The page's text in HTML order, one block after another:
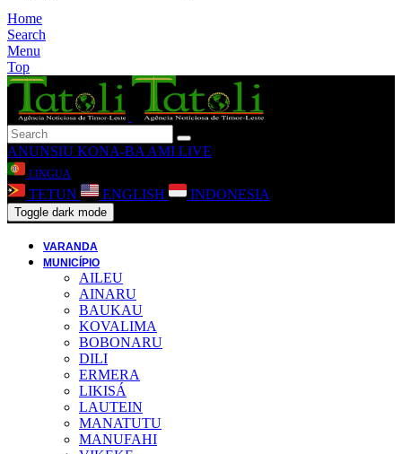
Home
Search
Menu
Top
ANUNSIU KONA-BA AMI LIVE
LINGUA
TETUN ENGLISH INDONESIA
Toggle dark mode
VARANDA
MUNICÍPIO
AILEU
AINARU
BAUKAU
KOVALIMA
BOBONARU
DILI
ERMERA
LIKISÁ
LAUTEIN
MANATUTU
MANUFAHI